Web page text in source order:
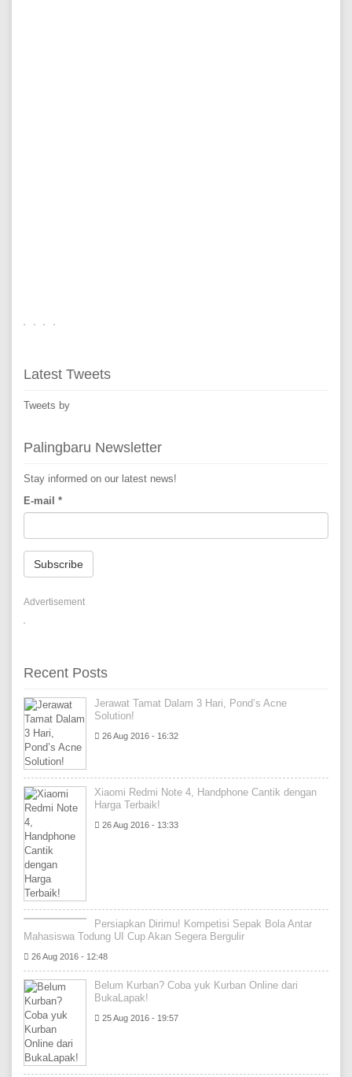
Latest Tweets
Tweets by
Palingbaru Newsletter
Stay informed on our latest news!
E-mail *
Subscribe
Advertisement
Recent Posts
Jerawat Tamat Dalam 3 Hari, Pond’s Acne
Solution!
26 Aug 2016 - 16:32
Xiaomi Redmi Note 4, Handphone Cantik dengan
Harga Terbaik!
26 Aug 2016 - 13:33
Persiapkan Dirimu! Kompetisi Sepak Bola Antar
Mahasiswa Todung UI Cup Akan Segera Bergulir
26 Aug 2016 - 12:48
Belum Kurban? Coba yuk Kurban Online dari
BukaLapak!
25 Aug 2016 - 19:57